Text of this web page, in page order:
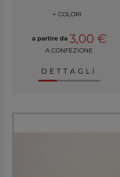
+ COLORI
a partire da 3,00 €
A CONFEZIONE
DETTAGLI